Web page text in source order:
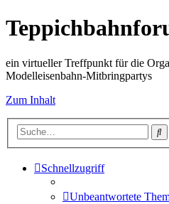
ein virtueller Treffpunkt für die
Modelleisenbahn-Mitbringpartys
Zum Inhalt
Schnellzugriff
Unbeantwortete